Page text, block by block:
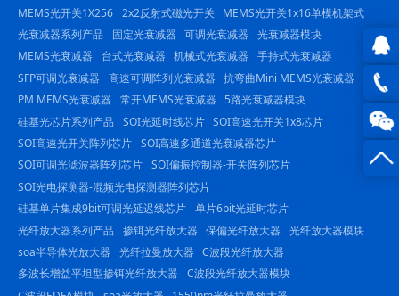
QQ在
线咨
询
0816
MEMS光开关1X256 2x2反射式磁光开关
MEMS光开关1x16单模机架式
光衰减器系列产品
固定光衰减器 可调光衰减器
光衰减器模块
MEMS光衰减器
台式光衰减器 机械式光衰减器
手持式光衰减器
SFP可调光衰减器
高速可调阵列光衰减器 抗弯曲Mini MEMS光衰减器
PM MEMS光衰减器
常开MEMS光衰减器 5路光衰减器模块
硅基光芯片系列产品
SOI光延时线芯片 SOI高速光开关1x8芯片
SOI高速光开关阵列芯片 SOI高速多通道光衰减器芯片
SOI可调光滤波器阵列芯片 SOI偏振控制器-开关阵列芯片
SOI光电探测器-混频光电探测器阵列芯片
硅基单片集成9bit可调光延迟线芯片 单片6bit光延时芯片
光纤放大器系列产品
掺铒光纤放大器 保偏光纤放大器
光纤放大器模块
soa半导体光放大器
光纤拉曼放大器 C波段光纤放大器
多波长增益平坦型掺铒光纤放大器
C波段光纤放大器模块